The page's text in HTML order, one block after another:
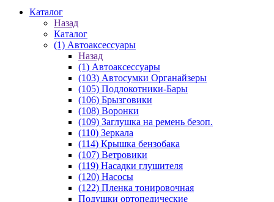
Каталог
Назад
Каталог
(1) Автоаксессуары
Назад
(1) Автоаксессуары
(103) Автосумки Органайзеры
(105) Подлокотники-Бары
(106) Брызговики
(108) Воронки
(109) Заглушка на ремень безоп.
(110) Зеркала
(114) Крышка бензобака
(107) Ветровики
(119) Насадки глушителя
(120) Насосы
(122) Пленка тонировочная
Подушки ортопедические